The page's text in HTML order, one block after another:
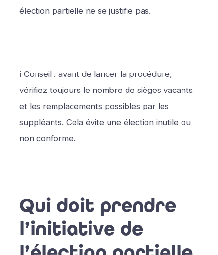
élection partielle ne se justifie pas.
ℹ️ Conseil : avant de lancer la procédure,
vérifiez toujours le nombre de sièges vacants
et les remplacements possibles par les
suppléants. Cela évite une élection inutile ou
non conforme.
Qui doit prendre
l’initiative de